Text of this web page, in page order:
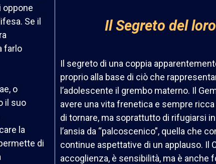
oppone
Se il
farlo
o
il suo
la
di
Il Segreto del
Il segreto di una coppia
proprio alla base di ciò che
l’adolescente il grembo materno. Il
avere una vita frenetica e sempre
di tornare, ma soprattutto di rifugiarsi
l’ansia da “palcoscenico”, quella che
continue aspettative di un applauso. Il
accoglienza, è sensibilità, ma è anche